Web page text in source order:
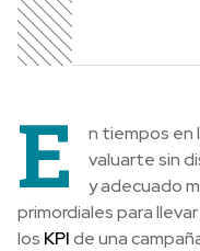
E
n tiempos en
valuarte sin
y adecuado
primordiales para
los KPIde una